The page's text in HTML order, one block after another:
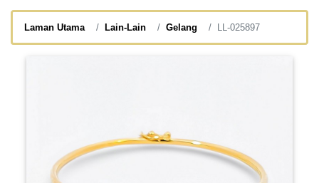
Laman Utama Lain-Lain Gelang LL-025897